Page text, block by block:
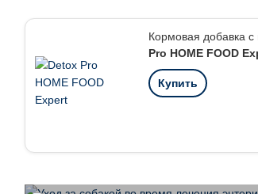
Кормовая добавка
Pro HOME FOOD
Купить